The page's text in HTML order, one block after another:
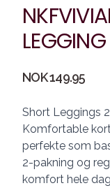
Produktdetaljer
NOK 149.95
Description
Short Leggings
Komfortable
perfekte som
2-pakning og
komfort hele